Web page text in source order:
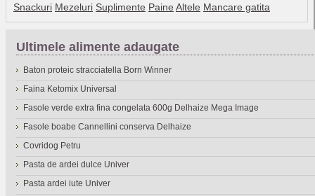
Snackuri Mezeluri Suplimente Paine Altele Mancare gatita
Ultimele alimente adaugate
Baton proteic stracciatella Born Winner
Faina Ketomix Universal
Fasole verde extra fina congelata 600g Delhaize Mega Image
Fasole boabe Cannellini conserva Delhaize
Covridog Petru
Pasta de ardei dulce Univer
Pasta ardei iute Univer